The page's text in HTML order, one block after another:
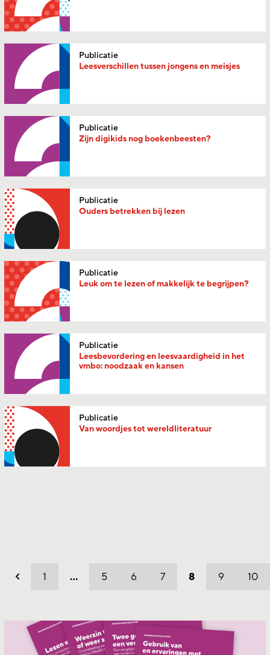
Publicatie
Leesverschillen tussen jongens en meisjes
Publicatie
Zijn digikids nog boekenbeesten?
Publicatie
Ouders betrekken bij lezen
Publicatie
Leuk om te lezen of makkelijk te begrijpen?
Publicatie
Leesbevordering en leesvaardigheid in het
vmbo: noodzaak en kansen
Publicatie
Van woordjes tot wereldliteratuur
Vorig 1 … 5 6 7 8 9 10